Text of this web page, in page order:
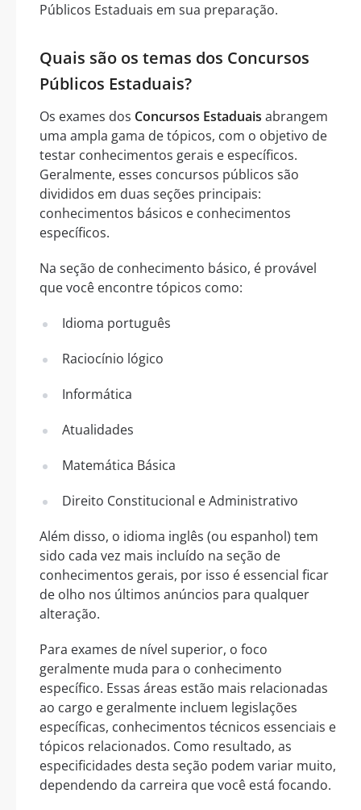
Públicos Estaduais em sua preparação.
Quais são os temas dos Concursos
Públicos Estaduais?
Os exames dos Concursos Estaduais abrangem
uma ampla gama de tópicos, com o objetivo de
testar conhecimentos gerais e específicos.
Geralmente, esses concursos públicos são
divididos em duas seções principais:
conhecimentos básicos e conhecimentos
específicos.
Na seção de conhecimento básico, é provável
que você encontre tópicos como:
Idioma português
Raciocínio lógico
Informática
Atualidades
Matemática Básica
Direito Constitucional e Administrativo
Além disso, o idioma inglês (ou espanhol) tem
sido cada vez mais incluído na seção de
conhecimentos gerais, por isso é essencial ficar
de olho nos últimos anúncios para qualquer
alteração.
Para exames de nível superior, o foco
geralmente muda para o conhecimento
específico. Essas áreas estão mais relacionadas
ao cargo e geralmente incluem legislações
específicas, conhecimentos técnicos essenciais e
tópicos relacionados. Como resultado, as
especificidades desta seção podem variar muito,
dependendo da carreira que você está focando.